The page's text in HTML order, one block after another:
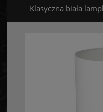
Klasyczna biała